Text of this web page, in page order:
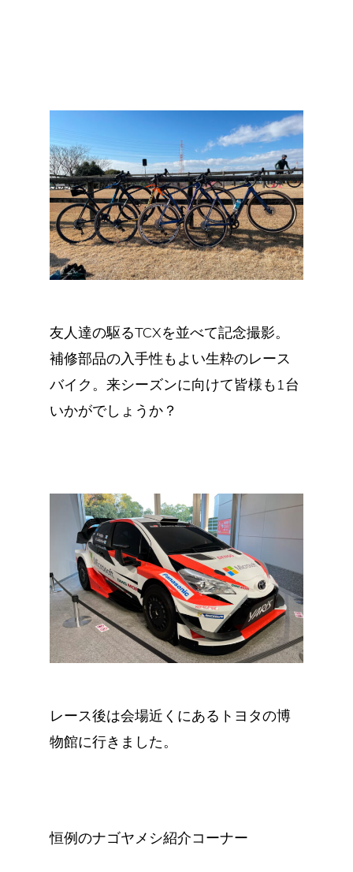
友人達の駆るTCXを並べて記念撮影。
補修部品の入手性もよい生粋のレース
バイク。来シーズンに向けて皆様も1台
いかがでしょうか？
レース後は会場近くにあるトヨタの博
物館に行きました。
恒例のナゴヤメシ紹介コーナー